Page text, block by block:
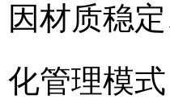
因材质稳
化管理模